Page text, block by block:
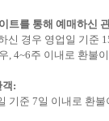
트를 통해 예매하신
신 경우 영업일 기준
, 4~6주 이내로 환불
:
기준 7일 이내로 환